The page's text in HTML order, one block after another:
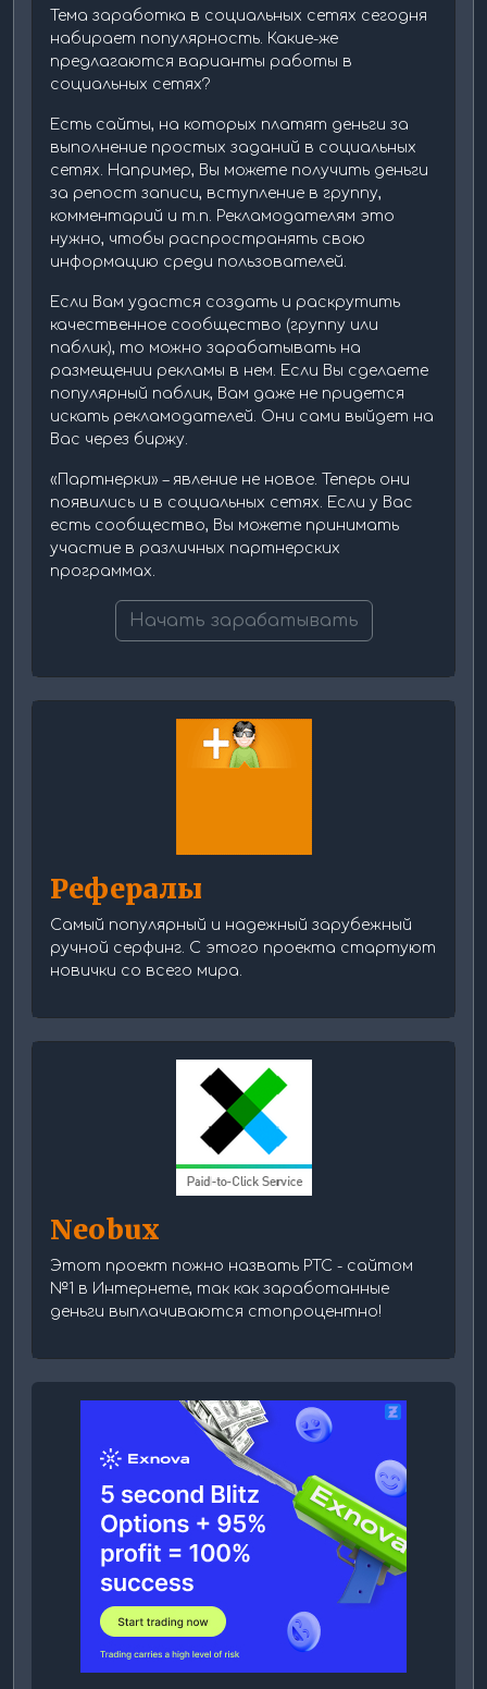
Тема заработка в социальных сетях сегодня
набирает популярность. Какие-же
предлагаются варианты работы в
социальных сетях?
Есть сайты, на которых платят деньги за
выполнение простых заданий в социальных
сетях. Например, Вы можете получить деньги
за репост записи, вступление в группу,
комментарий и т.п. Рекламодателям это
нужно, чтобы распространять свою
информацию среди пользователей.
Если Вам удастся создать и раскрутить
качественное сообщество (группу или
паблик), то можно зарабатывать на
размещении рекламы в нем. Если Вы сделаете
популярный паблик, Вам даже не придется
искать рекламодателей. Они сами выйдет на
Вас через биржу.
«Партнерки» – явление не новое. Теперь они
появились и в социальных сетях. Если у Вас
есть сообщество, Вы можете принимать
участие в различных партнерских
программах.
Начать зарабатывать
Рефералы
Cамый популярный и надежный зарубежный
ручной серфинг. С этого проекта стартуют
новички со всего мира.
Neobux
Этот проект пожно назвать PTC - сайтом
№1 в Интернете, так как заработанные
деньги выплачиваются стопроцентно!